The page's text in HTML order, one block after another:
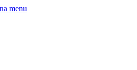
menu